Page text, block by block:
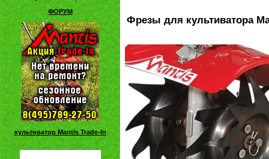
ФОРУМ
культиватор Mantis Trade-In
Фрезы для культиватора